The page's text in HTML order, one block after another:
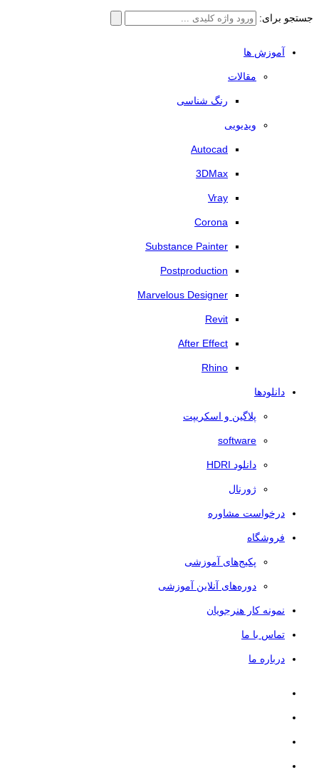
جستجو برای:
آموزش ها
مقالات
رنگ شناسی
ویدیویی
Autocad
3DMax
Vray
Corona
Substance Painter
Postproduction
Marvelous Designer
Revit
After Effect
Rhino
دانلودها
پلاگین و اسکریپت
software
دانلود HDRI
ژورنال
درخواست مشاوره
فروشگاه
پکیج‌های آموزشی
دوره‌های آنلاین آموزشی
نمونه کار هنرجویان
تماس با ما
درباره ما